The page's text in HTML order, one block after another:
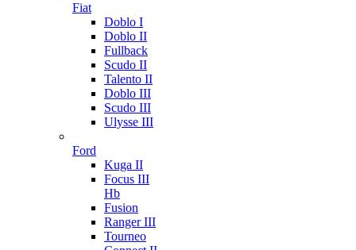
Fiat
Doblo I
Doblo II
Fullback
Scudo II
Talento II
Doblo III
Scudo III
Ulysse III
Ford
Kuga II
Focus III
Hb
Fusion
Ranger III
Tourneo